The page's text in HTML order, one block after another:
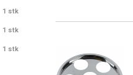
1 stk
1 stk
1 stk